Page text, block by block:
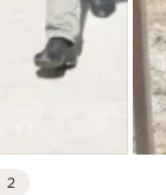
2